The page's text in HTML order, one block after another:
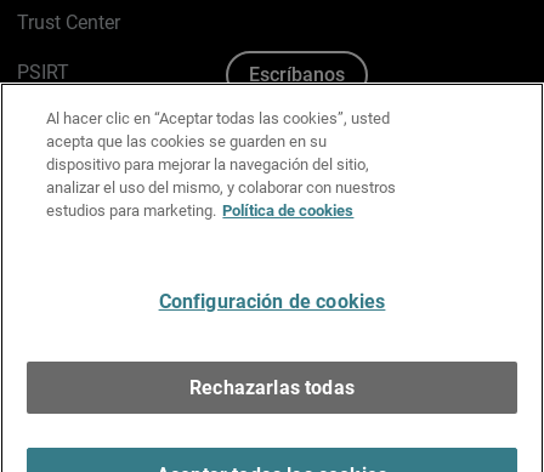
Trust Center
PSIRT
Política de cookies
Política de privacidad
Kit de medios y marca
Escríbanos
Al hacer clic en “Aceptar todas las cookies”, usted
acepta que las cookies se guarden en su
dispositivo para mejorar la navegación del sitio,
analizar el uso del mismo, y colaborar con nuestros
estudios para marketing. Política de cookies
Configuración de cookies
Rechazarlas todas